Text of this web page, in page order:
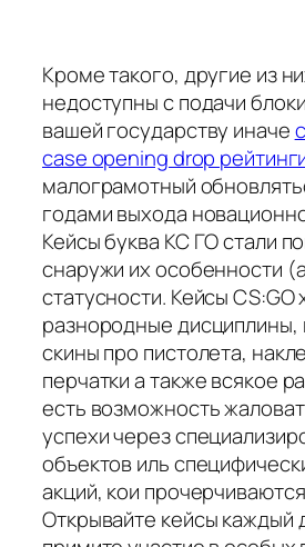
Кроме такого, другие из
недоступны с подачи
вашей государству иначе
case opening drop
малограмотный
годами выхода
Кейсы буква КС ГО стали
снаружи их особенности
статусности. Кейсы CS:GO
разнородные дисциплины,
скины про пистолета,
перчатки а также всякое
есть возможность
успехи через
объектов иль
акций, кои
Открывайте кейсы каждый